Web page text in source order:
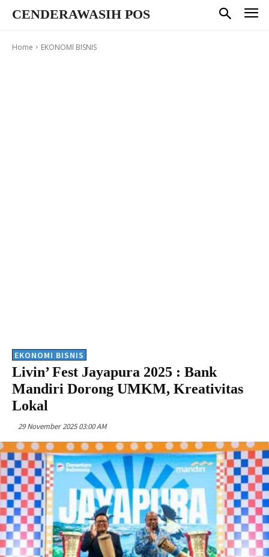
CENDERAWASIH POS
Home EKONOMI BISNIS
EKONOMI BISNIS
Livin’ Fest Jayapura 2025 : Bank
Mandiri Dorong UMKM, Kreativitas
Lokal
29 November 2025 03:00 AM